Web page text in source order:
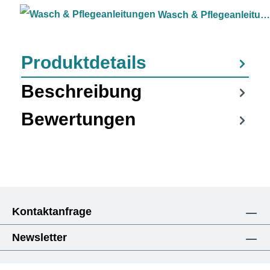
Wasch & Pflegeanleitungen
Produktdetails
Beschreibung
Bewertungen
Kontaktanfrage
Newsletter